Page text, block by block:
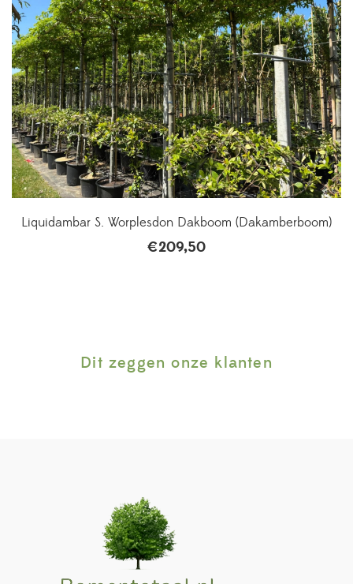
Liquidambar S. Worplesdon Dakboom (Dakamberboom)
€209,50
Dit zeggen onze klanten